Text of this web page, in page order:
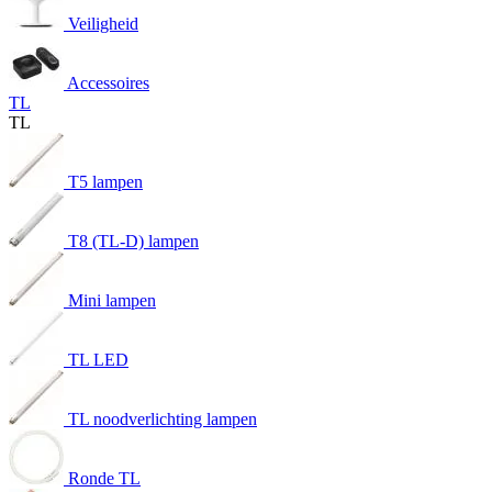
Veiligheid
Accessoires
TL
TL
T5 lampen
T8 (TL-D) lampen
Mini lampen
TL LED
TL noodverlichting lampen
Ronde TL